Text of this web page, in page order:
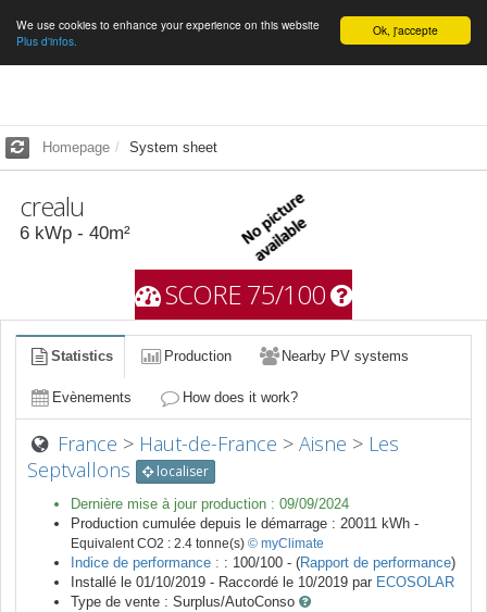
English Ok, j'accepte
We use cookies to enhance your experience on this website
Plus d'infos.
Homepage System sheet
crealu
6 kWp - 40m²
SCORE 75/100
Statistics Production Nearby PV systems
Evènements How does it work?
France > Haut-de-France >Aisne > Les
Septvallons
localiser
Dernière mise à jour production : 09/09/2024
Production cumulée depuis le démarrage : 20011 kWh -
Equivalent CO2 : 2.4 tonne(s) © myClimate
Indice de performance : : 100/100 - (Rapport de performance)
Installé le 01/10/2019 - Raccordé le 10/2019 par ECOSOLAR
Type de vente : Surplus/AutoConso